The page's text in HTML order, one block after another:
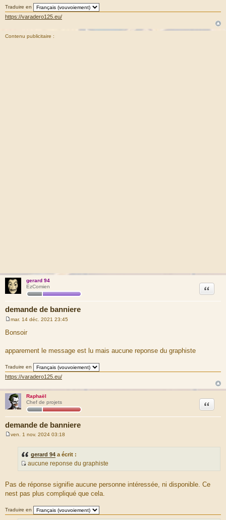
Traduire en
https://varadero125.eu/
Contenu publicitaire :
gerard 94
EzComien
demande de banniere
Citation
s
g
mar. 14 déc. 2021 23:45
Bonsoir
apparement le message est lu mais aucune reponse du graphiste
Traduire en
https://varadero125.eu/
Raphaël
Chef de projets
demande de banniere
Citation
ven. 1 nov. 2024 03:18
gerard 94 a écrit :
u
r
e
aucune reponse du graphiste
Pas de réponse signifie aucune personne intéressée, ni disponible. Ce
nest pas plus compliqué que cela.
Traduire en